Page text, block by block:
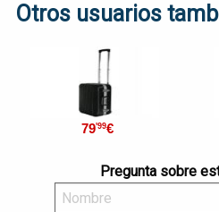
Otros usuarios
79'99€
Pregunta sobre